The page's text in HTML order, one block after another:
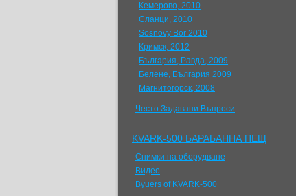
Кемерово, 2010
Сланци, 2010
Sosnovy Bor 2010
Кримск, 2012
България, Равда, 2009
Белене, България 2009
Магнитогорск, 2008
Често Задавани Въпроси
KVARK-500 БАРАБАННА ПЕЩ
Снимки на оборудване
Видео
Byuers of KVARK-500